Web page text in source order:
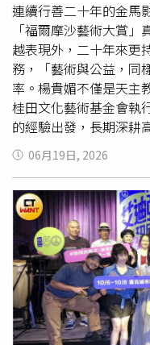
連續行善二十年的金馬
「福爾摩沙藝術大賞
越表現外，二十年來更
務，「藝術與公益，同
率。楊貴媚不僅是天主
桂田文化藝術基金會執
的經驗出發，長期深耕
藝文化傳承、扶植台灣
當年帶著導演葉天倫、
高齡長照與到宅沐浴服
車終身代言人，更親自
偏鄉，為長期臥床的
購沐浴用品、高齡餐
摩沙藝術大賞「真善美
人扶輪社看見她為社會
不只是演藝人員的責任
獻一份善意與力量，只
好。「福爾摩沙藝術大
06月19日, 2026